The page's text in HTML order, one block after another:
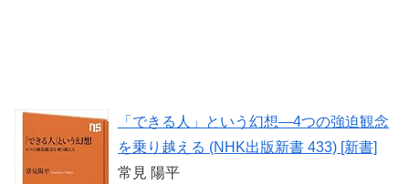
「できる人」という幻想―4つの強迫観念
を乗り越える (NHK出版新書 433) [新書]
常見 陽平